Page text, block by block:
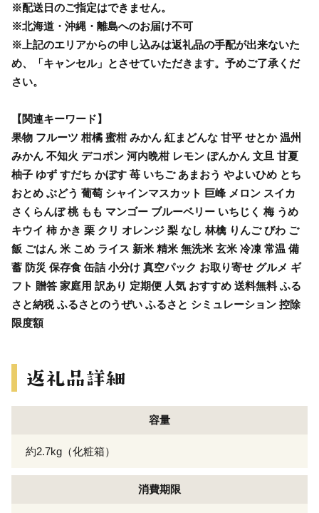
※配送日のご指定はできません。
※北海道・沖縄・離島へのお届け不可
※上記のエリアからの申し込みは返礼品の手配が出来ないた
め、「キャンセル」とさせていただきます。予めご了承くだ
さい。
【関連キーワード】
果物 フルーツ 柑橘 蜜柑 みかん 紅まどんな 甘平 せとか 温州
みかん 不知火 デコポン 河内晩柑 レモン ぽんかん 文旦 甘夏
柚子 ゆず すだち かぼす 苺 いちご あまおう やよいひめ とち
おとめ ぶどう 葡萄 シャインマスカット 巨峰 メロン スイカ
さくらんぼ 桃 もも マンゴー ブルーベリー いちじく 梅 うめ
キウイ 柿 かき 栗 クリ オレンジ 梨 なし 林檎 りんご びわ ご
飯 ごはん 米 こめ ライス 新米 精米 無洗米 玄米 冷凍 常温 備
蓄 防災 保存食 缶詰 小分け 真空パック お取り寄せ グルメ ギ
フト 贈答 家庭用 訳あり 定期便 人気 おすすめ 送料無料 ふる
さと納税 ふるさとのうぜい ふるさと シミュレーション 控除
限度額
容量
約2.7kg（化粧箱）
消費期限